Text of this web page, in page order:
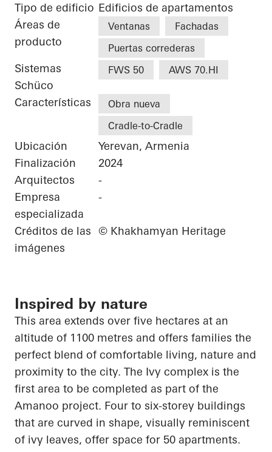
Tipo de edificio Edificios de apartamentos
Áreas de
producto
Ventanas
Fachadas
Puertas correderas
Sistemas
Schüco
FWS 50 AWS 70.HI
Características
Obra nueva
Cradle-to-Cradle
Ubicación
Yerevan, Armenia
Finalización
2024
Arquitectos
-
Empresa
especializada
-
Créditos de las
imágenes
© Khakhamyan Heritage
Inspired by nature
This area extends over five hectares at an
altitude of 1100 metres and offers families the
perfect blend of comfortable living, nature and
proximity to the city. The Ivy complex is the
first area to be completed as part of the
Amanoo project. Four to six-storey buildings
that are curved in shape, visually reminiscent
of ivy leaves, offer space for 50 apartments.